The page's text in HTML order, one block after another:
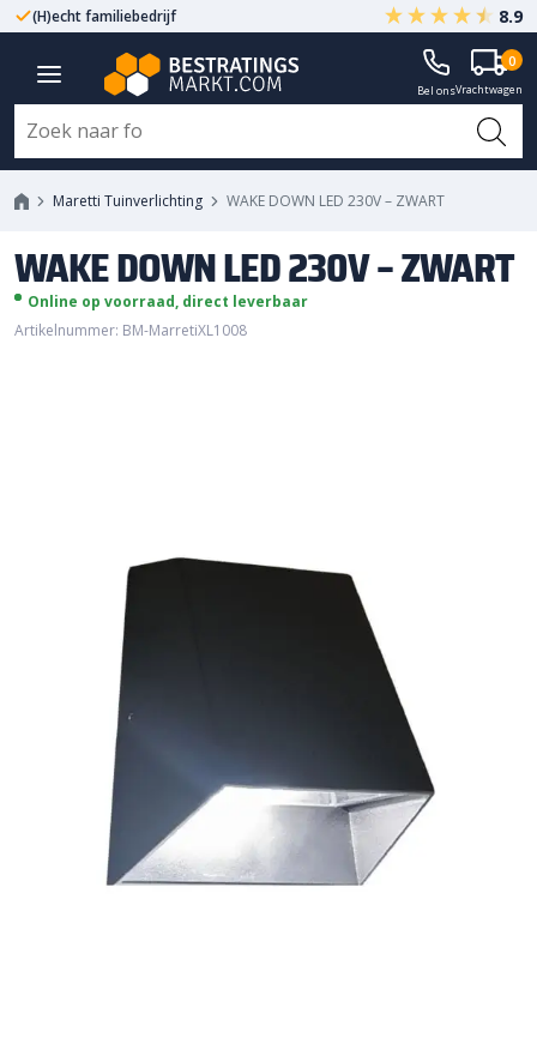
(H)echt familiebedrijf Gegarandeerd A-kwaliteit
8.9
Bel onsVrachtwagen
0
Maretti Tuinverlichting WAKE DOWN LED 230V – ZWART
WAKE DOWN LED 230V – ZWART
Online op voorraad, direct leverbaar
Artikelnummer: BM-MarretiXL1008
WAKE DOWN LED 230V - ZWART